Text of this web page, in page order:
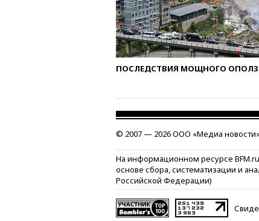
ПОСЛЕДСТВИЯ МОЩНОГО
© 2007 — 2026 ООО «Медиа
На информационном ресурсе
основе сбора, систематизации и
Российской Федерации)